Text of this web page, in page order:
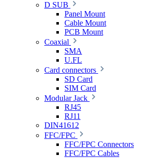
D SUB
Panel Mount
Cable Mount
PCB Mount
Coaxial
SMA
U.FL
Card connectors
SD Card
SIM Card
Modular Jack
RJ45
RJ11
DIN41612
FFC/FPC
FFC/FPC Connectors
FFC/FPC Cables